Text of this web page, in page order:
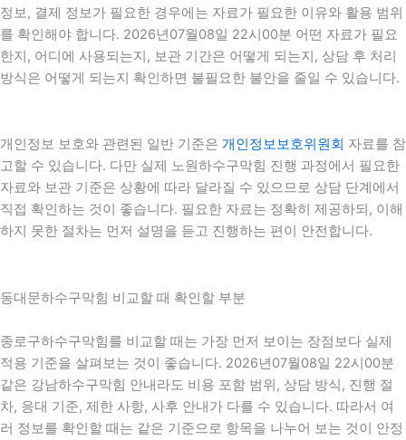
정보, 결제 정보가 필요한 경우에는 자료가 필요한 이유와 활용 범위
를 확인해야 합니다. 2026년07월08일 22시00분 어떤 자료가 필요
한지, 어디에 사용되는지, 보관 기간은 어떻게 되는지, 상담 후 처리
방식은 어떻게 되는지 확인하면 불필요한 불안을 줄일 수 있습니다.
개인정보 보호와 관련된 일반 기준은 개인정보보호위원회 자료를 참
고할 수 있습니다. 다만 실제 노원하수구막힘 진행 과정에서 필요한
자료와 보관 기준은 상황에 따라 달라질 수 있으므로 상담 단계에서
직접 확인하는 것이 좋습니다. 필요한 자료는 정확히 제공하되, 이해
하지 못한 절차는 먼저 설명을 듣고 진행하는 편이 안전합니다.
동대문하수구막힘 비교할 때 확인할 부분
종로구하수구막힘를 비교할 때는 가장 먼저 보이는 장점보다 실제
적용 기준을 살펴보는 것이 좋습니다. 2026년07월08일 22시00분
같은 강남하수구막힘 안내라도 비용 포함 범위, 상담 방식, 진행 절
차, 응대 기준, 제한 사항, 사후 안내가 다를 수 있습니다. 따라서 여
러 정보를 확인할 때는 같은 기준으로 항목을 나누어 보는 것이 안정